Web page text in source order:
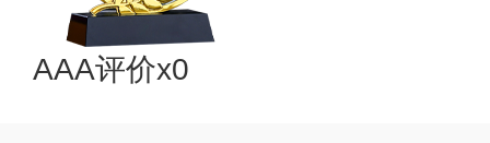
AAA评价x0